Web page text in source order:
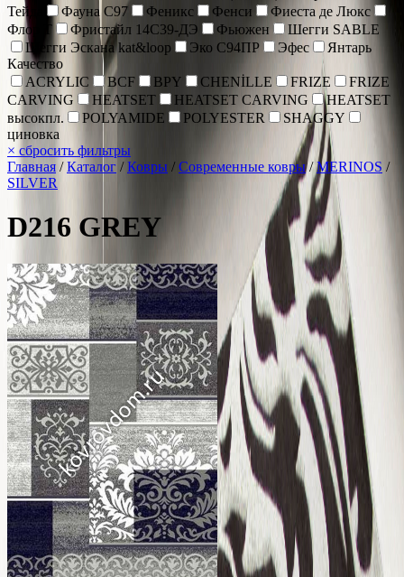
Тейда
Фауна С97 Феникс Фенси
Фиеста де Люкс
Флор Т
Фристайл 14С39-ДЭ Фьюжен
Шегги SABLE
Шегги Эскана kat&loop
Эко С94ПР Эфес
Янтарь
Качество
ACRYLIC
BCF BPY CHENİLLE FRIZE
FRIZE
CARVING
HEATSET HEATSET CARVING
HEATSET
высокпл.
POLYAMIDE POLYESTER
SHAGGY
циновка
× сбросить фильтры
Главная /Каталог /Ковры / Современные ковры/MERINOS /
SILVER
D216 GREY